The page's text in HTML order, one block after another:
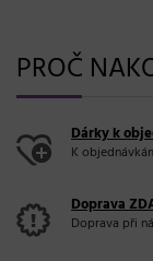
PROČ
Dárky k
K
Doprava
Doprava při